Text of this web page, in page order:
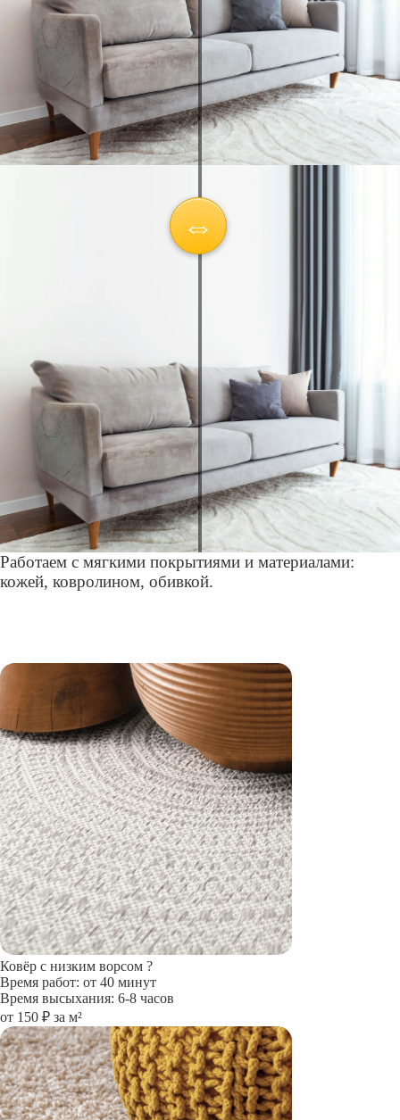
Работаем с мягкими покрытиями и материалами:
кожей, ковролином, обивкой.
Ковёр с низким ворсом ?
Время работ: от 40 минут
Время высыхания: 6-8 часов
от 150 ₽ за м²